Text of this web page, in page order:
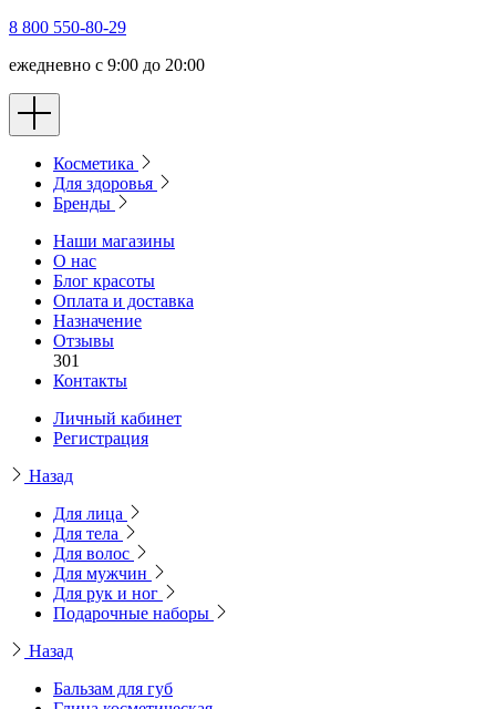
8 800 550-80-29
ежедневно с 9:00 до 20:00
Косметика
Для здоровья
Бренды
Наши магазины
О нас
Блог красоты
Оплата и доставка
Назначение
Отзывы
301
Контакты
Личный кабинет
Регистрация
Назад
Для лица
Для тела
Для волос
Для мужчин
Для рук и ног
Подарочные наборы
Назад
Бальзам для губ